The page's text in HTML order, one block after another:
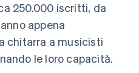
non
app
250.000 iscritti, da
appena
chitarra a musicisti
le loro capacità.